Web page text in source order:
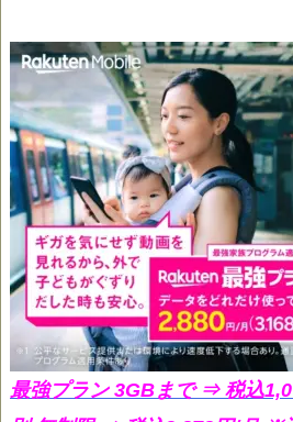
最強プラン 3GBまで ⇒ 税込